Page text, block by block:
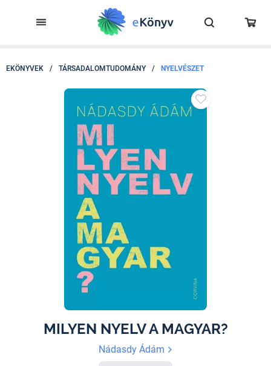
EKÖNYVEK / TÁRSADALOMTUDOMÁNY / NYELVÉSZET
MILYEN NYELV A MAGYAR?
Nádasdy Ádám